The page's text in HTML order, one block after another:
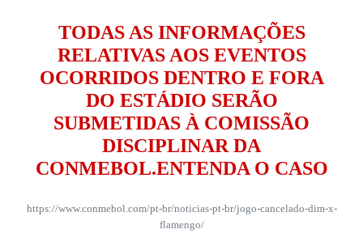
TODAS AS INFORMAÇÕES
RELATIVAS AOS EVENTOS
OCORRIDOS DENTRO E FORA
DO ESTÁDIO SERÃO
SUBMETIDAS À COMISSÃO
DISCIPLINAR DA
CONMEBOL.ENTENDA O CASO
https://www.conmebol.com/pt-br/noticias-pt-br/jogo-cancelado-dim-x-
flamengo/